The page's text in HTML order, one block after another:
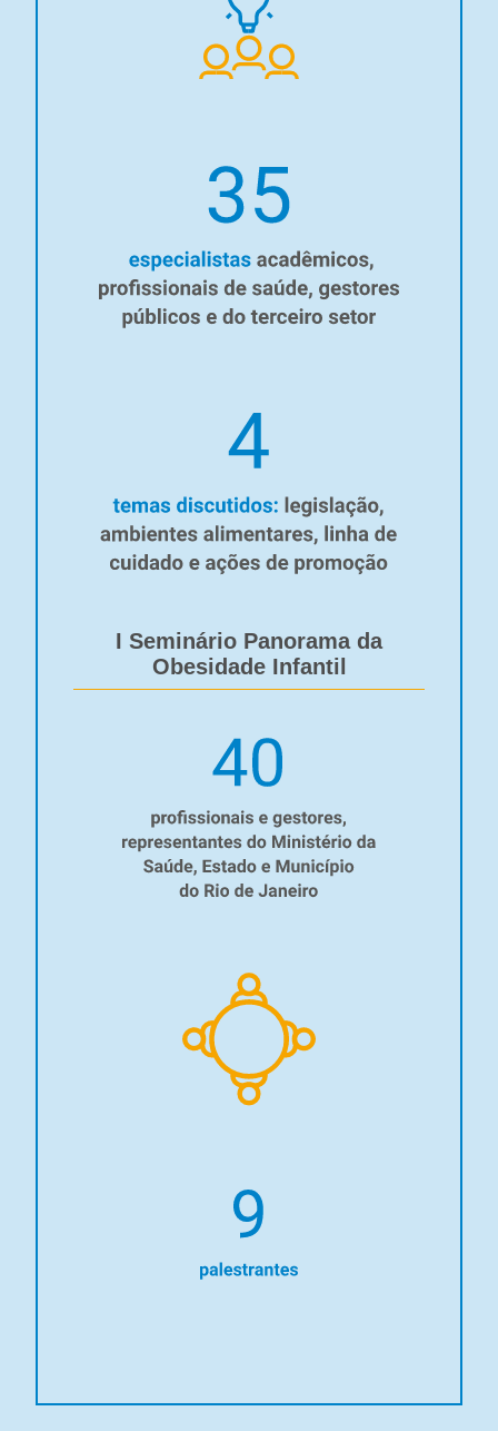
I Seminário Panorama da
Obesidade Infantil